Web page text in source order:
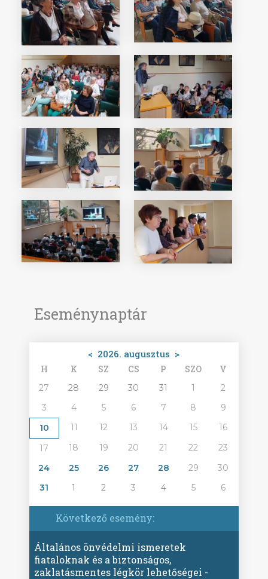
Eseménynaptár
< 2026. augusztus >
H K SZ CS P SZO V
27 28 29 30 31 1
2
3
4 5 6 7 8
9
10
11 12 13 14 15
16
17
18 19 20 21 22
23
24
25 26 27 28 29
30
31
1 2 3 4 5 6
Következő esemény:
Általános önvédelmi ismeretek
fiataloknak és a biztonságos,
zaklatásmentes légkör lehetőségei -